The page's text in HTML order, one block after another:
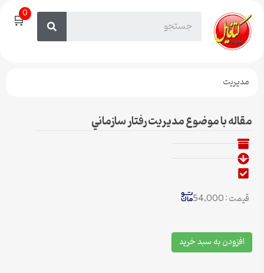
🛒0
مدیریت
مقاله با موضوع مديريت رفتار سازماني
قیمت : 54,000
افزودن به سبد خرید